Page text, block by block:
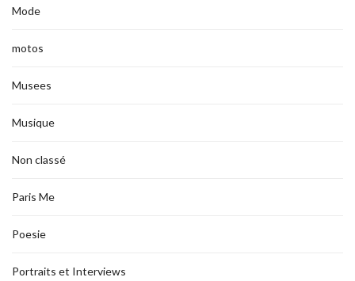
Mode
motos
Musees
Musique
Non classé
Paris Me
Poesie
Portraits et Interviews